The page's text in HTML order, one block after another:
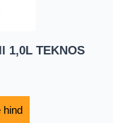
1,0L TEKNOS